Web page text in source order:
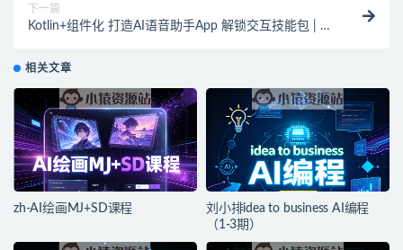
下一篇
Kotlin+组件化 打造AI语音助手App 解锁交互技能包 | 完
相关文章
zh-AI绘画MJ+SD课程
刘小排idea to business AI编程
（1-3期）